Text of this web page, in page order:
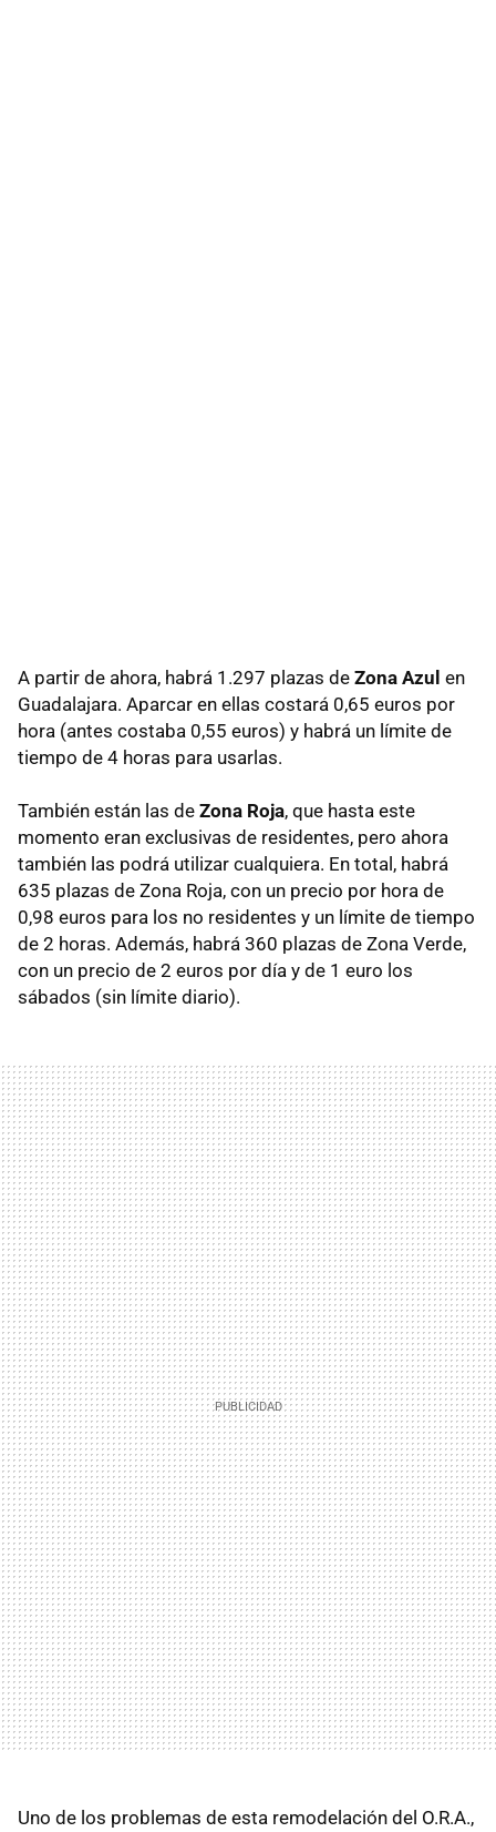
A partir de ahora, habrá 1.297 plazas de Zona Azul en
Guadalajara. Aparcar en ellas costará 0,65 euros por
hora (antes costaba 0,55 euros) y habrá un límite de
tiempo de 4 horas para usarlas.
También están las de Zona Roja, que hasta este
momento eran exclusivas de residentes, pero ahora
también las podrá utilizar cualquiera. En total, habrá
635 plazas de Zona Roja, con un precio por hora de
0,98 euros para los no residentes y un límite de tiempo
de 2 horas. Además, habrá 360 plazas de Zona Verde,
con un precio de 2 euros por día y de 1 euro los
sábados (sin límite diario).
Uno de los problemas de esta remodelación del O.R.A.,